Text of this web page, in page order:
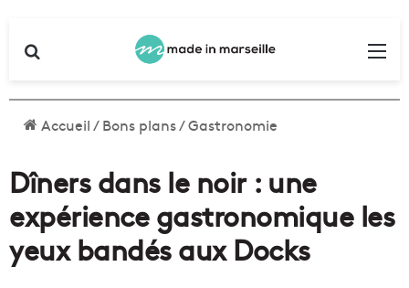
Accueil/Bons plans/Gastronomie
Dîners dans le noir : une
expérience gastronomique les
yeux bandés aux Docks